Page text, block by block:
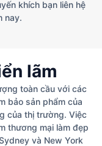
khích bạn liên hệ
nay.
lãm
toàn cầu với các
bảo sản phẩm của
của thị trường. Việc
thương mại làm đẹp
và New York